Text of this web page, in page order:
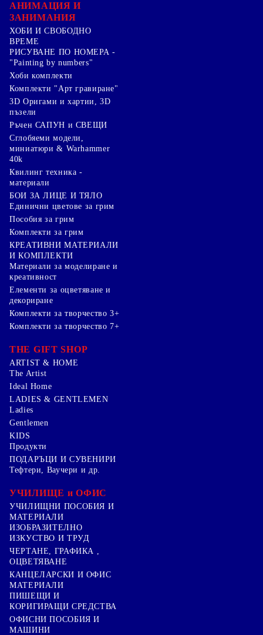
АНИМАЦИЯ И
ЗАНИМАНИЯ
ХОБИ И СВОБОДНО
ВРЕМЕ
РИСУВАНЕ ПО НОМЕРА -
"Painting by numbers"
Хоби комплекти
Комплекти "Арт гравиране"
3D Оригами и хартии, 3D
пъзели
Ръчен САПУН и СВЕЩИ
Сглобяеми модели,
миниатюри & Warhammer
40k
Квилинг техника -
материали
БОИ ЗА ЛИЦЕ И ТЯЛО
Единични цветове за грим
Пособия за грим
Комплекти за грим
КРЕАТИВНИ МАТЕРИАЛИ
И КОМПЛЕКТИ
Mатериали за моделиране и
креативност
Елементи за оцветяване и
декориране
Комплекти за творчество 3+
Комплекти за творчество 7+
THE GIFT SHOP
ARTIST & HOME
The Artist
Ideal Home
LADIES & GENTLEMEN
Ladies
Gentlemen
KIDS
Продукти
ПОДАРЪЦИ И СУВЕНИРИ
Тефтери, Ваучери и др.
УЧИЛИЩЕ и ОФИС
УЧИЛИЩНИ ПОСОБИЯ И
МАТЕРИАЛИ
ИЗОБРАЗИТЕЛНО
ИЗКУСТВО И ТРУД
ЧЕРТАНЕ, ГРАФИКА ,
ОЦВЕТЯВАНЕ
КАНЦЕЛАРСКИ И ОФИС
МАТЕРИАЛИ
ПИШЕЩИ И
КОРИГИРАЩИ СРЕДСТВА
ОФИСНИ ПОСОБИЯ И
МАШИНИ